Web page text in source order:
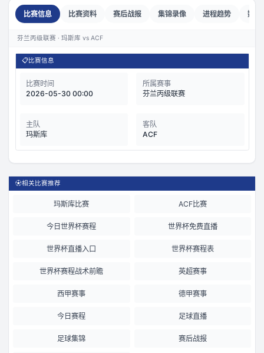
比赛信息 比赛资料 赛后战报 集锦录像 进程趋势 数据
芬兰丙级联赛 · 玛斯库 vs ACF
📋比赛信息
比赛时间
2026-05-30 00:00
所属赛事
芬兰丙级联赛
主队
玛斯库
客队
ACF
⚽相关比赛推荐
玛斯库比赛 ACF比赛
今日世界杯赛程 世界杯免费直播
世界杯直播入口 世界杯赛程表
世界杯赛程战术前瞻 英超赛事
西甲赛事 德甲赛事
今日赛程 足球直播
足球集锦 赛后战报